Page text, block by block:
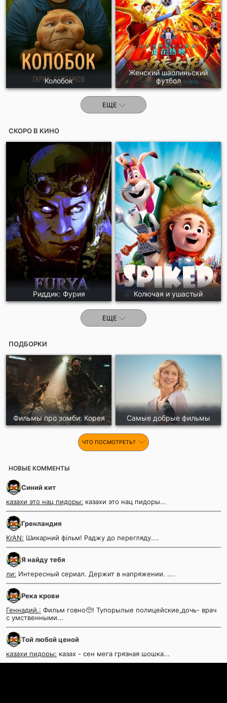
Колобок
Женский шаолиньский
футбол
ЕЩЕ
СКОРО В КИНО
Риддик: Фурия Колючая и ушастый
ЕЩЕ
ПОДБОРКИ
Фильмы про зомби: Корея Самые добрые фильмы
ЧТО ПОСМОТРЕТЬ?
НОВЫЕ КОММЕНТЫ
Синий кит
казахи это нац пидоры: казахи это нац пидоры...
Гренландия
KrAN: Шикарний фільм! Раджу до перегляду....
Я найду тебя
ли: Интересный сериал. Держит в напряжении. ....
Река крови
Геннадий.: Фильм говно🥺! Тупорылые полицейские,дочь- врач
с умственными...
Той любой ценой
казахи пидоры: казах - сен мега грязная шошка...